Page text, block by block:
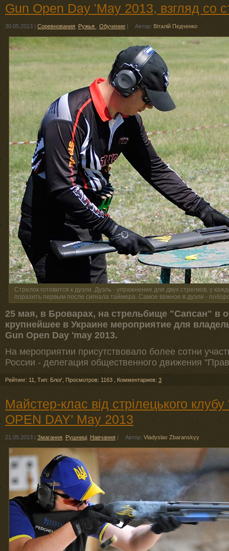
Gun Open Day 'May 2013, взгляд со
30.05.2013 | Соревнования Ружья Обучение | Автор: Віталій Педченко
Стрелок готовится к дуэли. Дуэль - упражнение для двух стрелков, у
поразить первым после сигнала таймера. Самое важное в дуэли -
25 мая, в Броварах, на стрельбище "Сапсан" в
крупнейшее в Украине мероприятие для
Gun Open Day 'may 2013.
На мероприятии присутствовало более сотни
России - делегация общественного движения
Рейтинг: 11 Тип: Блоґ Просмотров: 1163 Комментариев: 3
Майстер-клас від стрілецького
OPEN DAY’ May 2013
21.05.2013 | Змагання Рушниці Навчання | Автор: Vladyslav Zbaranskyy